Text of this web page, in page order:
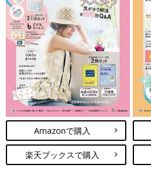
Amazonで購入
楽天ブックスで購入